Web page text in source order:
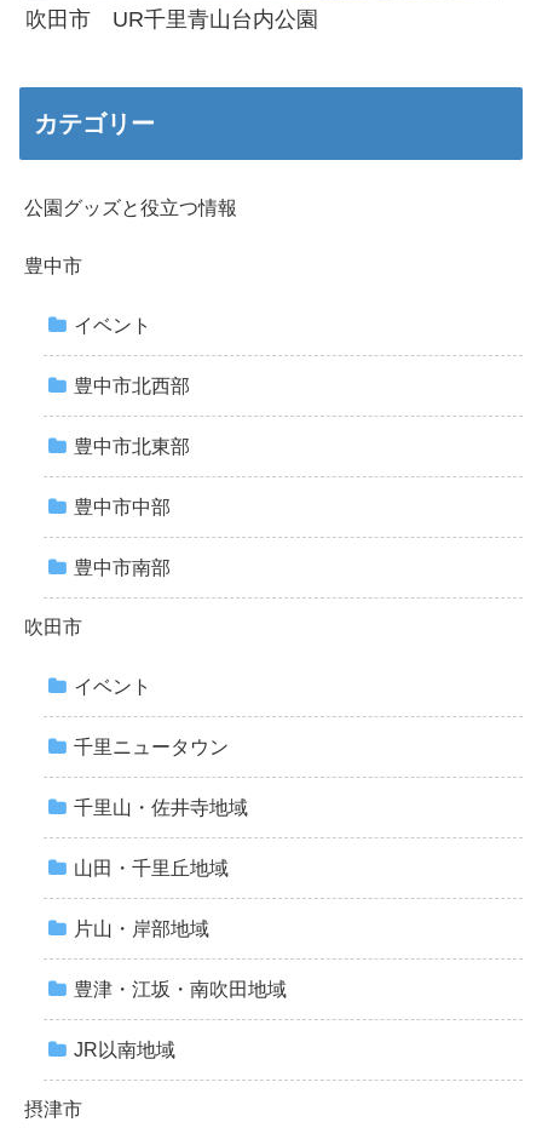
吹田市 UR千里青山台内公園
カテゴリー
公園グッズと役立つ情報
豊中市
イベント
豊中市北西部
豊中市北東部
豊中市中部
豊中市南部
吹田市
イベント
千里ニュータウン
千里山・佐井寺地域
山田・千里丘地域
片山・岸部地域
豊津・江坂・南吹田地域
JR以南地域
摂津市